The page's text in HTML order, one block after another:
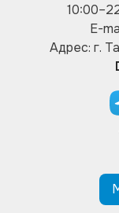
E-
Адрес: г.